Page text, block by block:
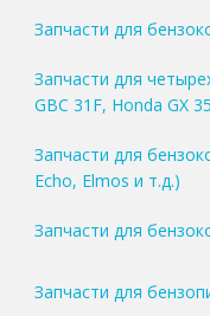
Запчасти для
Запчасти для
GBC 31F, Honda GX
Запчасти для
Echo, Elmos и т.д.)
Запчасти для
Запчасти для